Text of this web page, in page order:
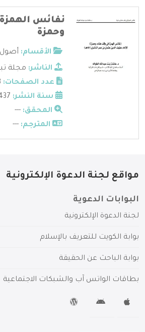
نفائس
وحمزة
الأقسام: أصول
الناشر: مجلة
عدد الصفحات:
سنة النشر:
المحقق: ---
المترجم: ---
مواقع لجنة الدعوة الإلكترونية
البوابات الدعوية
لجنة الدعوة الإلكترونية
بوابة الكويت للتعريف بالإسلام
بوابة الباحث عن الحقيقة
بطاقات الواتس آب والشبكات الاجتماعية